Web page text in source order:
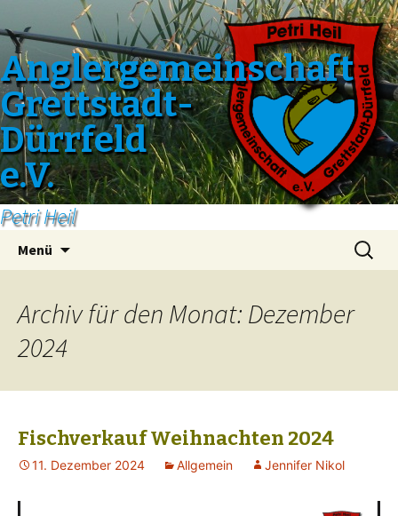
Anglergemeinschaft
Grettstadt-
Dürrfeld
e.V.
Petri Heil
Menü
Suchen
nach:
Archiv für den Monat: Dezember
2024
Fischverkauf Weihnachten 2024
11. Dezember 2024 Allgemein Jennifer Nikol